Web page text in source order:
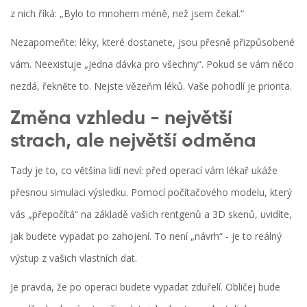
z nich říká: „Bylo to mnohem méně, než jsem čekal.“
Nezapomeňte: léky, které dostanete, jsou přesně přizpůsobené
vám. Neexistuje „jedna dávka pro všechny“. Pokud se vám něco
nezdá, řekněte to. Nejste vězeňm léků. Vaše pohodlí je priorita.
Změna vzhledu - největší
strach, ale největší odměna
Tady je to, co většina lidí neví: před operací vám lékař ukáže
přesnou simulaci výsledku. Pomocí počítačového modelu, který
vás „přepočítá“ na základě vašich rentgenů a 3D skenů, uvidíte,
jak budete vypadat po zahojení. To není „návrh“ - je to reálný
výstup z vašich vlastních dat.
Je pravda, že po operaci budete vypadat zduřelí. Obličej bude